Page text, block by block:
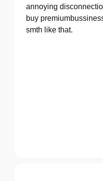
annoying
buy
smth like that.